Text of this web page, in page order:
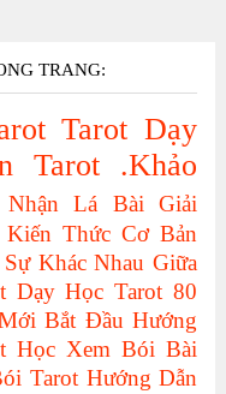
TRANG:
Tarot Dạy
Tarot
.Khảo
Nhận Lá Bài
Giải
Kiến Thức Cơ Bản
Sự Khác Nhau Giữa
Dạy Học Tarot 80
Bắt Đầu Hướng
Học Xem Bói Bài
Tarot Hướng Dẫn